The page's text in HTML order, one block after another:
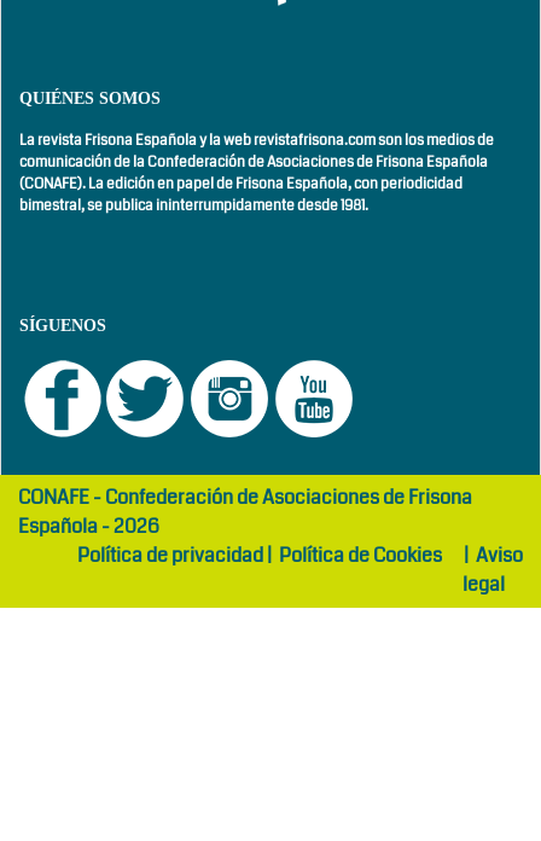
QUIÉNES SOMOS
La revista Frisona Española y la web revistafrisona.com son los medios de
comunicación de la Confederación de Asociaciones de Frisona Española
(CONAFE). La edición en papel de Frisona Española, conperiodicidad
bimestral,se publica ininterrumpidamente desde 1981.
SÍGUENOS
girls
abaya
maltepe
otelCONAFE - Confederación de Asociaciones de Frisona
Española - 2026
Política de privacidad| Política de Cookies | Aviso
legal